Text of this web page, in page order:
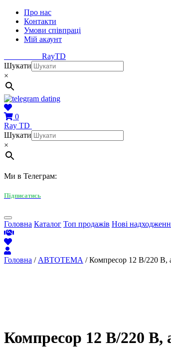
Про нас
Контакти
Умови співпраці
Мій акаунт
RayTD
Шукати
×
0
Ray TD
Шукати
×
Ми в Телеграм:
Підписатись
Головна Каталог Топ продажів Нові
Головна / АВТОТЕМА / Компресор 12 В/220 В,
Компресор 12 В/220 В,